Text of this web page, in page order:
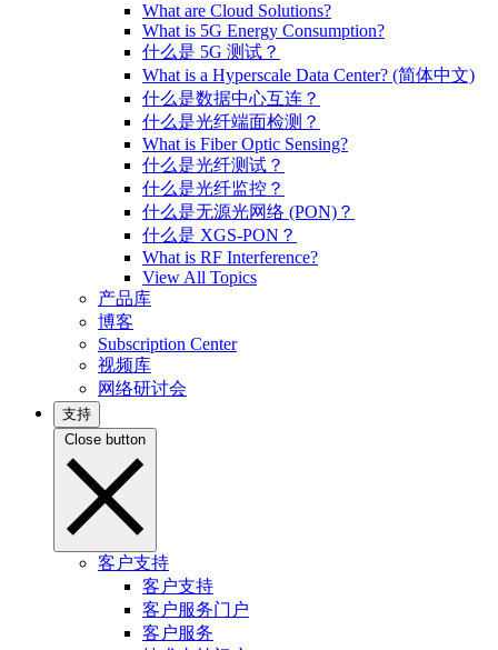
What are Cloud Solutions?
What is 5G Energy Consumption?
什么是 5G 测试？
What is a Hyperscale Data Center? (简体中文)
什么是数据中心互连？
什么是光纤端面检测？
What is Fiber Optic Sensing?
什么是光纤测试？
什么是光纤监控？
什么是无源光网络 (PON)？
什么是 XGS-PON？
What is RF Interference?
View All Topics
产品库
博客
Subscription Center
视频库
网络研讨会
支持
Close button
客户支持
客户支持
客户服务门户
客户服务